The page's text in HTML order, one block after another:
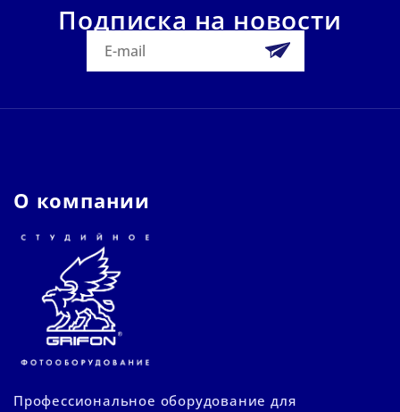
Подписка на новости
О компании
Профессиональное оборудование для